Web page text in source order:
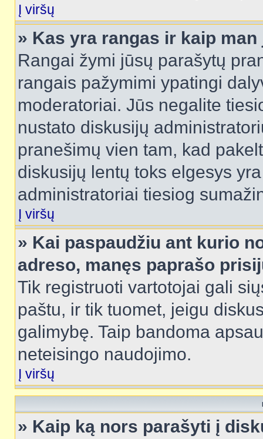
Į viršų
» Kas yra rangas ir kaip
Rangai žymi jūsų parašytų
rangais pažymimi ypatingi
moderatoriai. Jūs negalite
nustato diskusijų
pranešimų vien tam, kad
diskusijų lentų toks elgesys
administratoriai tiesiog
Į viršų
» Kai paspaudžiu ant kurio
adreso, manęs paprašo
Tik registruoti vartotojai gali
paštu, ir tik tuomet, jeigu
galimybę. Taip bandoma
neteisingo naudojimo.
Į viršų
» Kaip ką nors parašyti į